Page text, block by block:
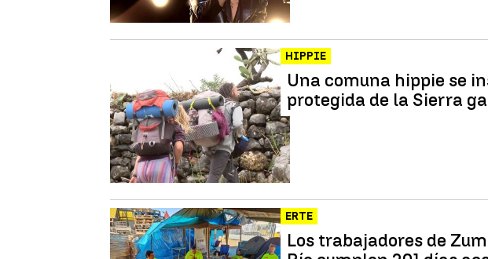
HIPPIE
Una comuna hippie se
protegida de la Sierra
ERTE
Los trabajadores de